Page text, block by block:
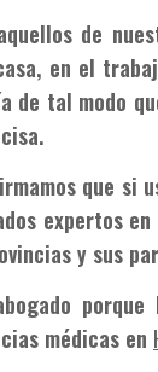
de
en el
de tal modo
que si
expertos
y sus
médicas en